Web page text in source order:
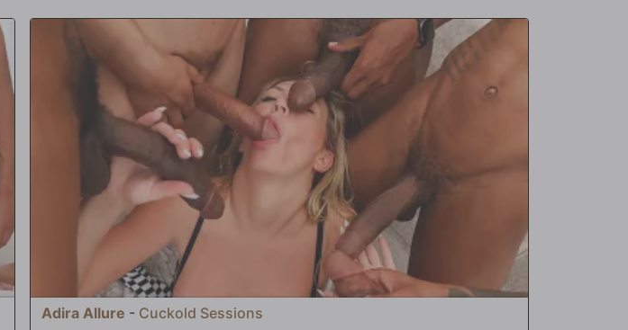
no. Saben que recibir una descarga de esperma caliente y derretido en la cara es la mejor
manera de conseguir un cutis radiante. Así que su fiel ayudante se va a buscar la mayor
cantidad posible de semen masculino. Adira abandona el santuario de su tocador para
encontrarse con su multitud de palos masculinos y cestas para testículos. Oh, Dios mío, eso
parece apetitoso. Todo en lo que Adira puede pensar es en que le extraigan esa dulce semilla y
se la pongan en la cara. Ataca las pollas como una mangosta enloquecida mientras chupa y
devora la enorme nación de pollas negras oscilantes. Las lleva hasta el dormitorio mientras
suda mientras atiende todas esas varillas de carne negra. Babeando y jadeando, chupa como
un vampiro corriendo hacia el sol que se acerca. Necesita esa semilla urgentemente. Su cutis
la necesita. Su propio ser necesita el rejuvenecimiento de la fuente de semen. Entonces
comienzan a estallar. Chorreando dulces y grumosas cargas de deliciosa masa de semen en la
boca, ella se baña en ella. Es tan cierto: el amor se corre a chorros y esas grandes pollas
negras chorrean en un estruendoso reconocimiento de esta zorra de mujer que aprecia lo que
un buen glaseado le hace a una persona.
Adira Allure - Cuckold Sessions